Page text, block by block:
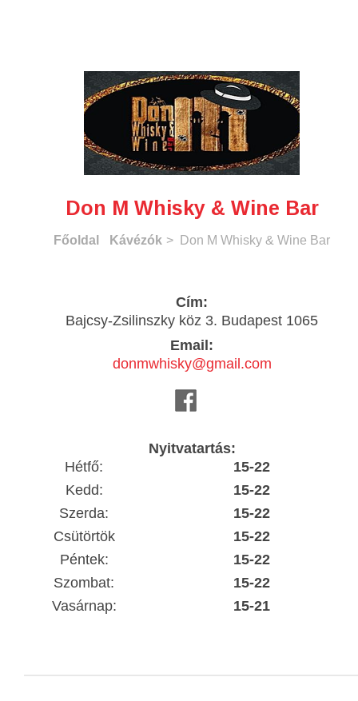
Don M Whisky & Wine Bar
Főoldal Kávézók > Don M Whisky & Wine Bar
Cím:
Bajcsy-Zsilinszky köz 3. Budapest 1065
Email:
donmwhisky@gmail.com
Nyitvatartás:
Hétfő:
15-22
Kedd:
15-22
Szerda:
15-22
Csütörtök
15-22
Péntek:
15-22
Szombat:
15-22
Vasárnap:
15-21